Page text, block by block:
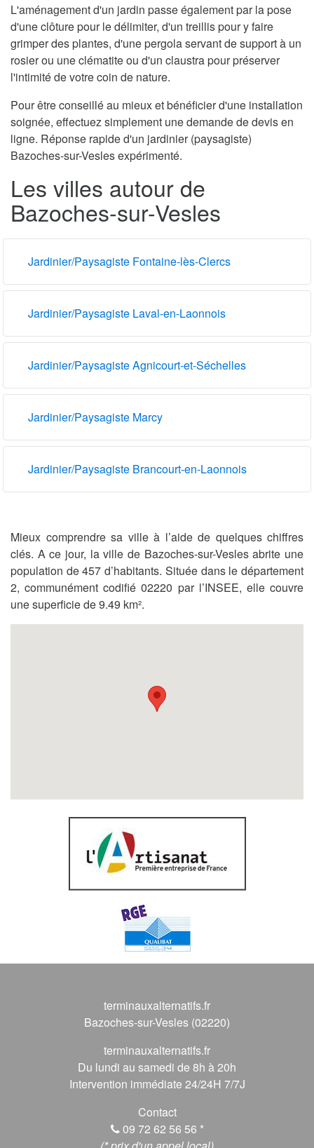
L'aménagement d'un jardin passe également par la pose
d'une clôture pour le délimiter, d'un treillis pour y faire
grimper des plantes, d'une pergola servant de support à un
rosier ou une clématite ou d'un claustra pour préserver
l'intimité de votre coin de nature.
Pour être conseillé au mieux et bénéficier d'une installation
soignée, effectuez simplement une demande de devis en
ligne. Réponse rapide d'un jardinier (paysagiste)
Bazoches-sur-Vesles expérimenté.
Les villes autour de
Bazoches-sur-Vesles
Jardinier/Paysagiste Fontaine-lès-Clercs
Jardinier/Paysagiste Laval-en-Laonnois
Jardinier/Paysagiste Agnicourt-et-Séchelles
Jardinier/Paysagiste Marcy
Jardinier/Paysagiste Brancourt-en-Laonnois
Mieux comprendre sa ville à l’aide de quelques chiffres
clés. A ce jour, la ville de Bazoches-sur-Vesles abrite une
population de 457 d’habitants. Située dans le département
2, communément codifié 02220 par l’INSEE, elle couvre
une superficie de 9.49 km².
terminauxalternatifs.fr
Bazoches-sur-Vesles (02220)
terminauxalternatifs.fr
Du lundi au samedi de 8h à 20h
Intervention immédiate 24/24H 7/7J
Contact
09 72 62 56 56 *